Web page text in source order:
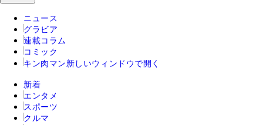
ニュース
グラビア
連載コラム
コミック
キン肉マン 新しいウィンドウで開く
新着
エンタメ
スポーツ
クルマ